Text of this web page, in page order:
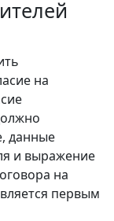
на
данные
и выражение
на
первым